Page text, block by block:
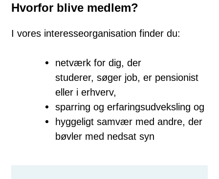
Hvorfor blive medlem?
I vores interesseorganisation finder du:
netværk for dig, der
studerer, søger job, er pensionist
eller i erhverv,
sparring og erfaringsudveksling og
hyggeligt samvær med andre, der
bøvler med nedsat syn